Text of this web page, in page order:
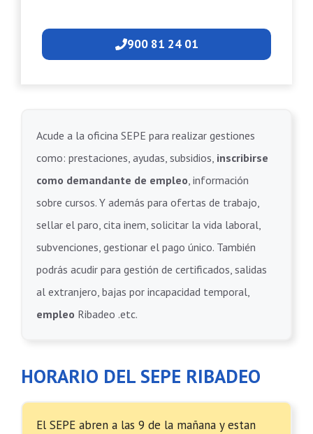
900 81 24 01
Acude a la oficina SEPE para realizar gestiones
como: prestaciones, ayudas, subsidios, inscribirse
como demandante de empleo, información
sobre cursos. Y además para ofertas de trabajo,
sellar el paro, cita inem, solicitar la vida laboral,
subvenciones, gestionar el pago único. También
podrás acudir para gestión de certificados, salidas
al extranjero, bajas por incapacidad temporal,
empleo Ribadeo .etc.
HORARIO DEL SEPE RIBADEO
El SEPE abren a las 9 de la mañana y estan